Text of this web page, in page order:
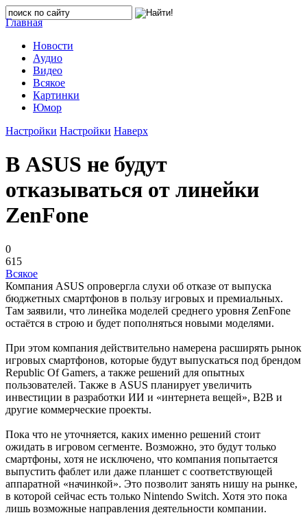
Главная
Новости
Аудио
Видео
Всякое
Картинки
Юмор
Настройки Настройки Наверх
В ASUS не будут
отказываться от линейки
ZenFone
0
615
Всякое
Компания ASUS опровергла слухи об отказе от выпуска
бюджетных смартфонов в пользу игровых и премиальных.
Там заявили, что линейка моделей среднего уровня ZenFone
остаётся в строю и будет пополняться новыми моделями.
При этом компания действительно намерена расширять рынок
игровых смартфонов, которые будут выпускаться под брендом
Republic Of Gamers, а также решений для опытных
пользователей. Также в ASUS планирует увеличить
инвестиции в разработки ИИ и «интернета вещей», B2B и
другие коммерческие проекты.
Пока что не уточняется, каких именно решений стоит
ожидать в игровом сегменте. Возможно, это будут только
смартфоны, хотя не исключено, что компания попытается
выпустить фаблет или даже планшет с соответствующей
аппаратной «начинкой». Это позволит занять нишу на рынке,
в которой сейчас есть только Nintendo Switch. Хотя это пока
лишь возможные направления деятельности компании.